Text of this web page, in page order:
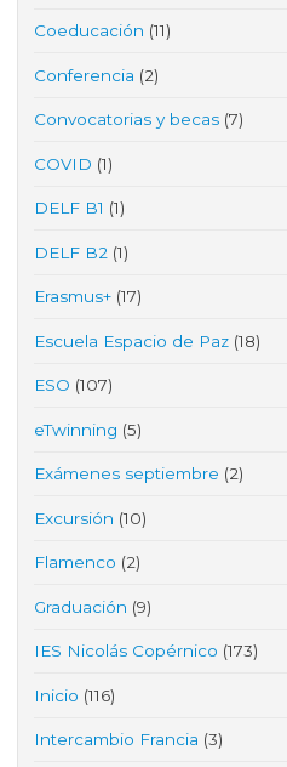
Coeducación (11)
Conferencia (2)
Convocatorias y becas (7)
COVID (1)
DELF B1 (1)
DELF B2 (1)
Erasmus+ (17)
Escuela Espacio de Paz (18)
ESO (107)
eTwinning (5)
Exámenes septiembre (2)
Excursión (10)
Flamenco (2)
Graduación (9)
IES Nicolás Copérnico (173)
Inicio (116)
Intercambio Francia (3)